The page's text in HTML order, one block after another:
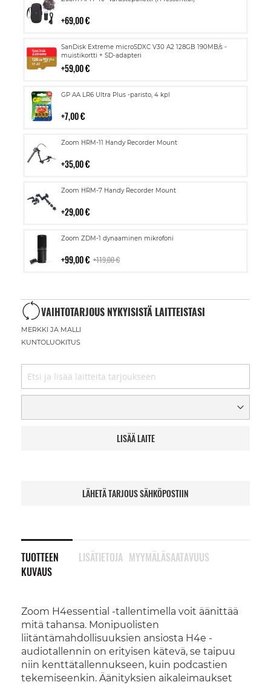
69,00 €
SanDisk Extreme microSDXC V30 A2 128GB 190MB/s -
muistikortti + SD-adapteri
59,00 €
Lisää
ostoskoriin
GP AA LR6 Ultra Plus -paristo, 4 kpl
7,00 €
Lisää
Zoom HRM-11 Handy Recorder Mount
35,00 €
Lisää
Zoom HRM-7 Handy Recorder Mount
29,00 €
Lisää
Zoom ZDM-1 dynaaminen mikrofoni
99,00 € 119,00 €
Lisää
VAIHTOTARJOUS NYKYISISTÄ LAITTEISTASI
MERKKI JA MALLI
KUNTOLUOKITUS
LISÄÄ LAITE
LÄHETÄ TARJOUS SÄHKÖPOSTIIN
TUOTTEEN
KUVAUS
Zoom H4essential -tallentimella voit äänittää
mitä tahansa. Monipuolisten
liitäntämahdollisuuksien ansiosta H4e -
audiotallennin on erityisen kätevä, se taipuu
niin kenttätallennukseen, kuin podcastien
tekemiseenkin. Äänityksien aikaleimaukset
LISÄTIETOJA MYYMÄLÄSAATAVUUS